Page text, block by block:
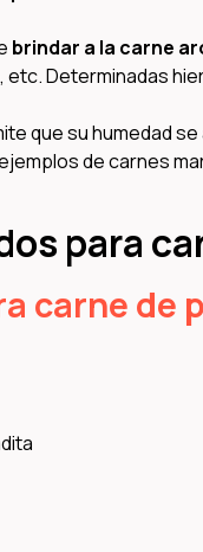
brindar a la carne
Determinadas
que su humedad
de carnes
para
carne de